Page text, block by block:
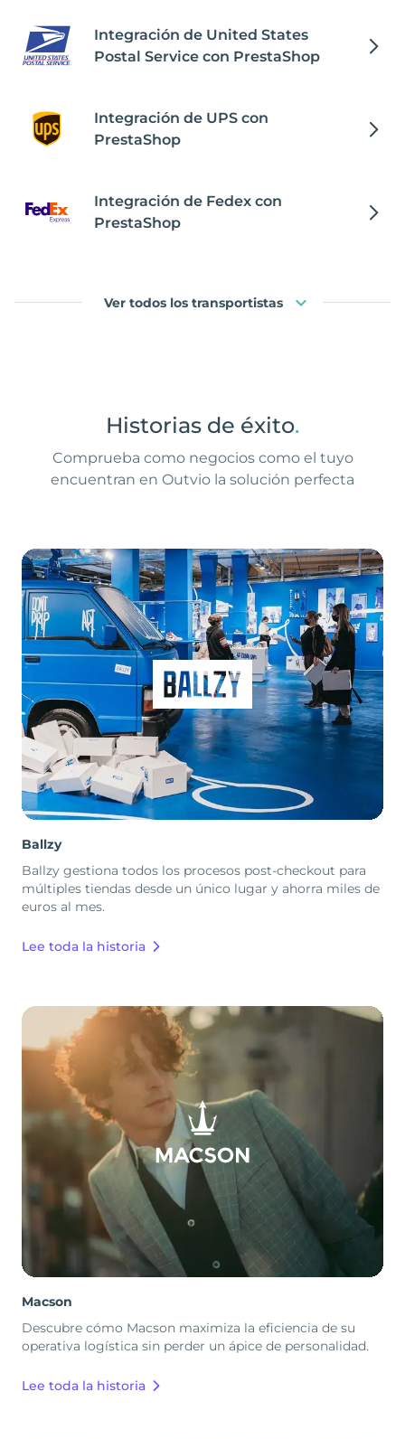
Integración de United States
Postal Service con PrestaShop
Integración de UPS con
PrestaShop
Integración de Fedex con
PrestaShop
Ver todos los transportistas
Historias de éxito.
Comprueba como negocios como el tuyo
encuentran en Outvio la solución perfecta
Ballzy
Ballzy gestiona todos los procesos post-checkout para
múltiples tiendas desde un único lugar y ahorra miles de
euros al mes.
Lee toda la historia
Macson
Descubre cómo Macson maximiza la eficiencia de su
operativa logística sin perder un ápice de personalidad.
Lee toda la historia